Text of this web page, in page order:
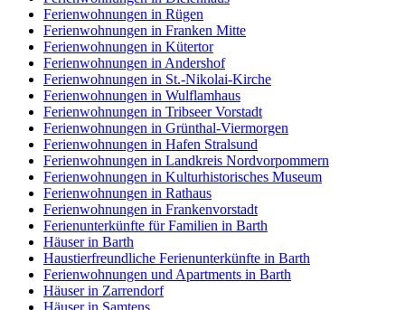
Ferienwohnungen in Rügen
Ferienwohnungen in Franken Mitte
Ferienwohnungen in Kütertor
Ferienwohnungen in Andershof
Ferienwohnungen in St.-Nikolai-Kirche
Ferienwohnungen in Wulflamhaus
Ferienwohnungen in Tribseer Vorstadt
Ferienwohnungen in Grünthal-Viermorgen
Ferienwohnungen in Hafen Stralsund
Ferienwohnungen in Landkreis Nordvorpommern
Ferienwohnungen in Kulturhistorisches Museum
Ferienwohnungen in Rathaus
Ferienwohnungen in Frankenvorstadt
Ferienunterkünfte für Familien in Barth
Häuser in Barth
Haustierfreundliche Ferienunterkünfte in Barth
Ferienwohnungen und Apartments in Barth
Häuser in Zarrendorf
Häuser in Samtens